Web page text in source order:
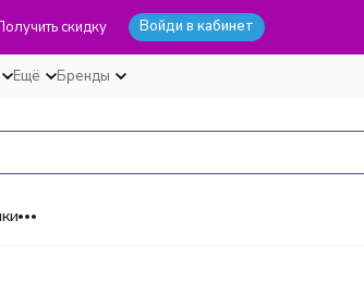
скидку Войди в кабинет
Ещё Бренды